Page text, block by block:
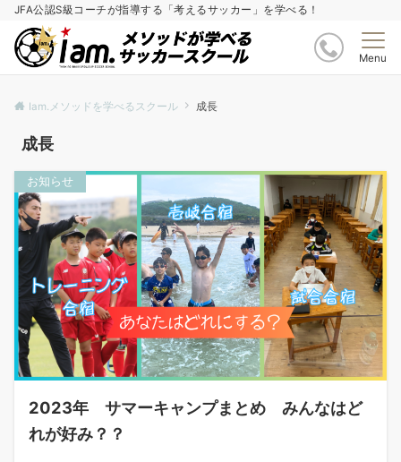
JFA公認S級コーチが指導する「考えるサッカー」を学べる！
Menu
Iam.メソッドを学べるスクール 成長
成長
お知らせ
2023年 サマーキャンプまとめ みんなはど
れが好み？？